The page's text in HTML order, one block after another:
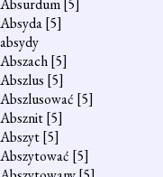
Absurdum[5]
Absyda[5]
absydy
Abszach[5]
Abszlus [5]
Abszlusować [5]
Absznit[5]
Abszyt[5]
Abszytować [5]